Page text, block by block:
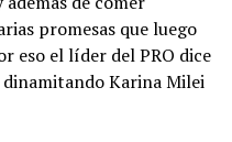
promesas que luego
eso el líder del PRO dice
Karina Milei